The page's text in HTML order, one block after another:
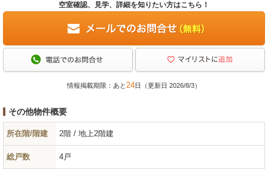
空室確認、見学、詳細を知りたい方はこちら！
情報掲載期限：あと24日（更新日 2026/8/3）
その他物件概要
所在階/階建 2階 / 地上2階建
総戸数 4戸